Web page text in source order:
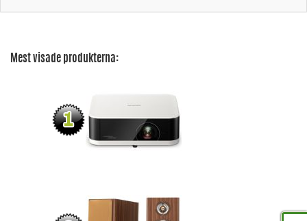
Mest visade produkterna: